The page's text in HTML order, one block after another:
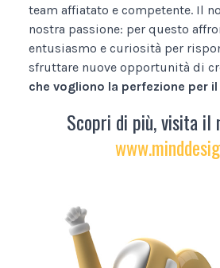
team affiatato e competente. Il
nostra passione: per questo
entusiasmo e curiosità per
sfruttare nuove opportunità di
che vogliono la perfezione per
Scopri di più, visita il